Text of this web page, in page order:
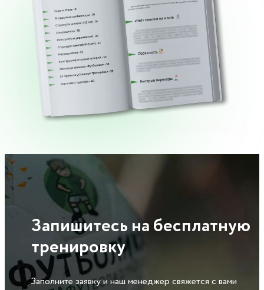
Запишитесь на бесплатную
тренировку
Заполните заявку и наш менеджер свяжется с вами